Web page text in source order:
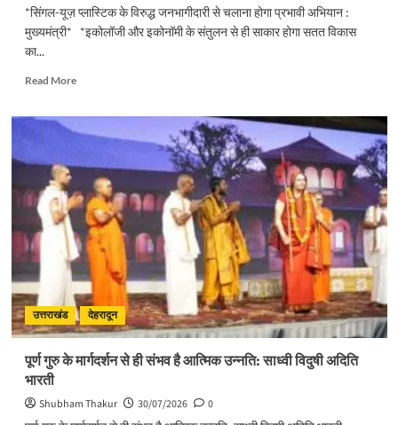
*सिंगल-यूज़ प्लास्टिक के विरुद्ध जनभागीदारी से चलाना होगा प्रभावी अभियान :
मुख्यमंत्री* *इकोलॉजी और इकोनॉमी के संतुलन से ही साकार होगा सतत विकास
का...
Read MoreRead
सिंगल-
प्लास्टिक
विरुद्ध
जनभागीदारी
से
चलाना
होगा
प्रभावी
अभियान
:
मुख्यमंत्री
उत्तराखंड देहरादून
पूर्ण गुरु के मार्गदर्शन से ही संभव है आत्मिक उन्नति: साध्वी विदुषी अदिति
भारती
Shubham Thakur 30/07/2026
0